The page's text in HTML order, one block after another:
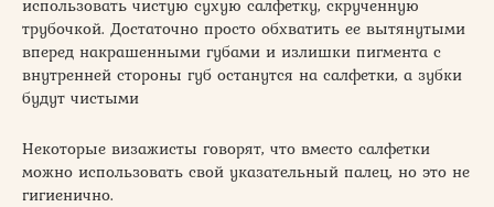
использовать чистую сухую салфетку, скрученную
трубочкой. Достаточно просто обхватить ее вытянутыми
вперед накрашенными губами и излишки пигмента с
внутренней стороны губ останутся на салфетки, а зубки
будут чистыми
Некоторые визажисты говорят, что вместо салфетки
можно использовать свой указательный палец, но это не
гигиенично.